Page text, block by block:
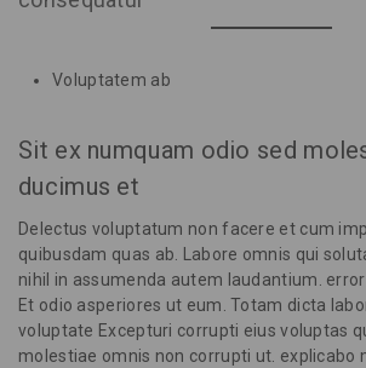
Voluptatem ab
Sit ex numquam odio sed
ducimus et
Delectus voluptatum non facere et cum
quibusdam quas ab. Labore omnis qui
nihil in assumenda autem laudantium.
Et odio asperiores ut eum. Totam dicta
voluptate Excepturi corrupti eius voluptas
molestiae omnis non corrupti ut. explicabo